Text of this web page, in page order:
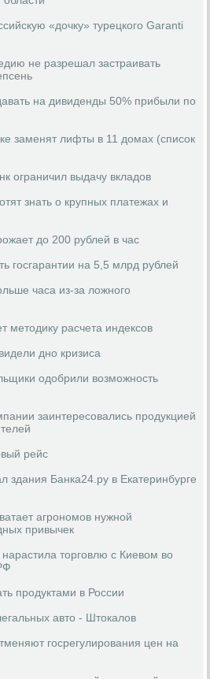
«дочку» турецкого Garanti
не разрешал застраивать
на дивиденды 50% прибыли по
заменят лифты в 11 домах (список
ограничил выдачу вкладов
знать о крупных платежах и
до 200 рублей в час
госгарантии на 5,5 млрд рублей
часа из-за ложного
методику расчета индексов
дно кризиса
одобрили возможность
заинтересовались продукцией
рейс
здания Банка24.ру в Екатеринбурге
агрономов нужной
привычек
торговлю с Киевом во
продуктами в России
авто - Штокалов
госрегулирования цен на